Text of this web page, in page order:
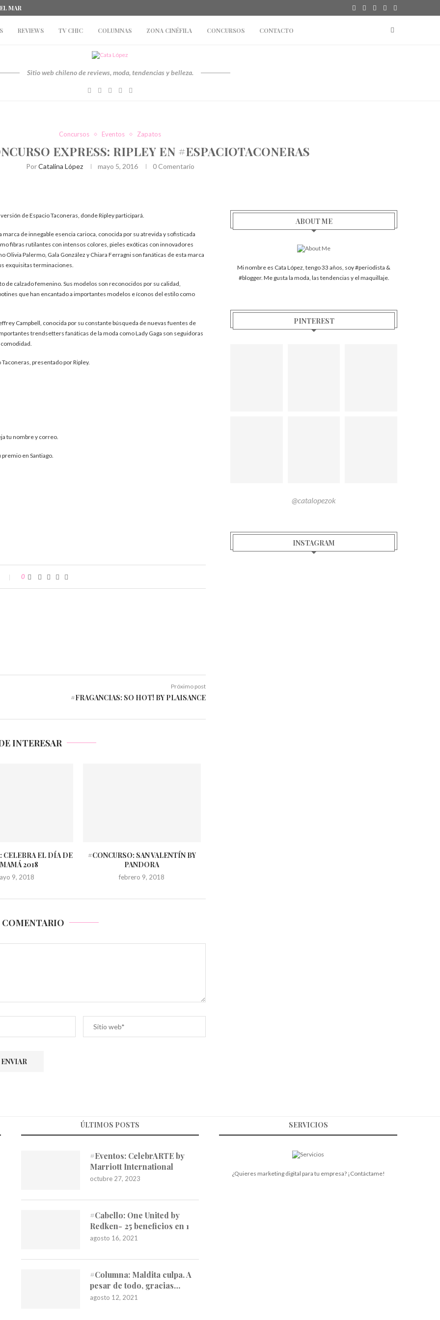
MAR
REVIEWS TV CHIC COLUMNAS ZONA CINÉFILA CONCURSOS CONTACTO
Sitio web chileno de reviews, moda, tendencias y belleza.
Concursos Eventos Zapatos
EXPRESS: RIPLEY EN #ESPACIOTACONERAS
PorCatalina López mayo 5, 2016 0 Comentario
de Espacio Taconeras, donde Ripley participará.
de innegable esencia carioca, conocida por su atrevida y sofisticada
fibras rutilantes con intensos colores, pieles exóticas con innovadores
Palermo, Gala González y Chiara Ferragni son fanáticas de esta marca
exquisitas terminaciones.
de calzado femenino. Sus modelos son reconocidos por su calidad,
que han encantado a importantes modelos e íconos del estilo como
Campbell, conocida por su constante búsqueda de nuevas fuentes de
trendsetters fanáticas de la moda como Lady Gaga son seguidoras
presentado por Ripley.
tu nombre y correo.
en Santiago.
0
Próximo post
#FRAGANCIAS: SO HOT! BY PLAISANCE
INTERESAR
CELEBRA EL DÍA DE
2018
9, 2018
#CONCURSO: SAN VALENTÍN BY
PANDORA
febrero 9, 2018
COMENTARIO
ABOUT ME
Mi nombre es Cata López, tengo 33 años, soy #periodista &
#blogger. Me gusta la moda, las tendencias y el maquillaje.
PINTEREST
@catalopezok
INSTAGRAM
ÚLTIMOS POSTS
#Eventos: CelebrARTE by
Marriott International
octubre 27, 2023
#Cabello: One United by
Redken- 25 beneficios en 1
agosto 16, 2021
#Columna: Maldita culpa. A
pesar de todo, gracias…
agosto 12, 2021
SERVICIOS
¿Quieres marketing digital para tu empresa? ¡Contáctame!